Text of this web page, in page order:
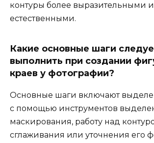
контуры более выразительными и
естественными.
Какие основные шаги
выполнить при создании
краев у фотографии?
Основные шаги включают
с помощью инструментов
маскирования, работу над
сглаживания или уточнения его